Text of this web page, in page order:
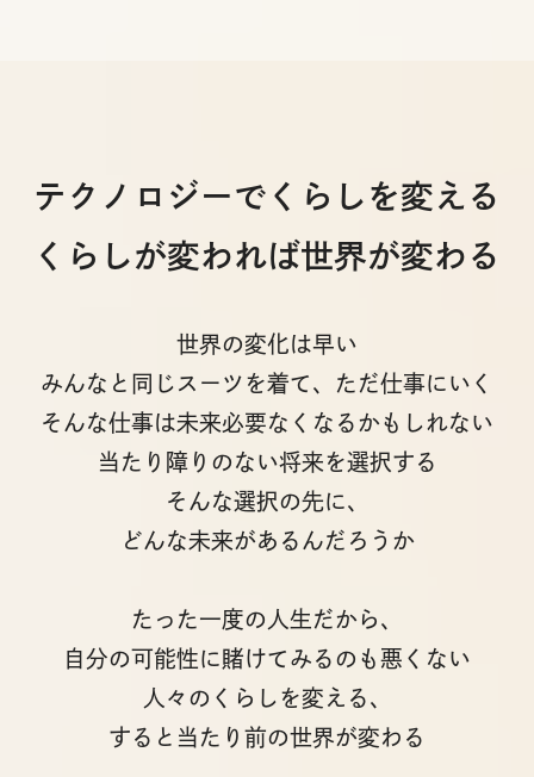
テクノロジーでくらしを変える
くらしが変われば世界が変わる
世界の変化は早い
みんなと同じスーツを着て、ただ仕事にいく
そんな仕事は未来必要なくなるかもしれない
当たり障りのない将来を選択する
そんな選択の先に、
どんな未来があるんだろうか
たった一度の人生だから、
自分の可能性に賭けてみるのも悪くない
人々のくらしを変える、
すると当たり前の世界が変わる